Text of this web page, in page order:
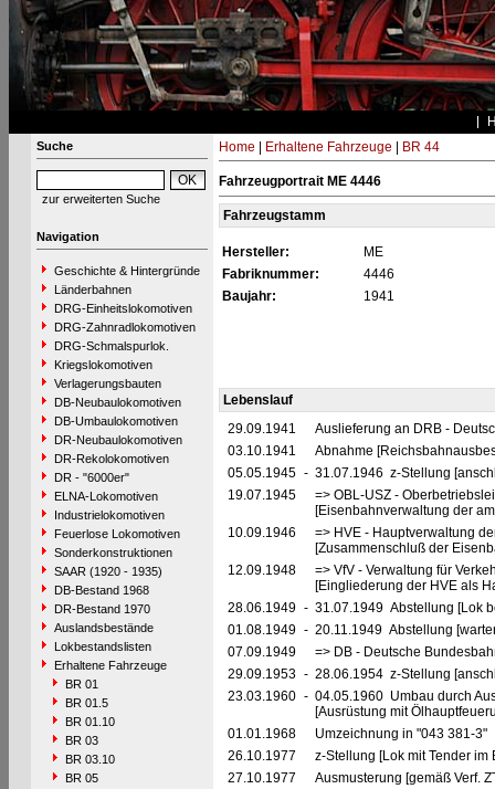
Suche
zur erweiterten Suche
Navigation
Geschichte & Hintergründe
Länderbahnen
DRG-Einheitslokomotiven
DRG-Zahnradlokomotiven
DRG-Schmalspurlok.
Kriegslokomotiven
Verlagerungsbauten
DB-Neubaulokomotiven
DB-Umbaulokomotiven
DR-Neubaulokomotiven
DR-Rekolokomotiven
DR - "6000er"
ELNA-Lokomotiven
Industrielokomotiven
Feuerlose Lokomotiven
Sonderkonstruktionen
SAAR (1920 - 1935)
DB-Bestand 1968
DR-Bestand 1970
Auslandsbestände
Lokbestandslisten
Erhaltene Fahrzeuge
BR 01
BR 01.5
BR 01.10
BR 03
BR 03.10
BR 05
Home Erhaltene Fahrzeuge BR 44
Fahrzeugportrait ME 4446
Fahrzeugstamm
Hersteller:
ME
Fabriknummer:
4446
Baujahr:
1941
Lebenslauf
29.09.1941
Auslieferung an DRB -
03.10.1941
Abnahme
05.05.1945 - 31.07.1946 z-Stellung
19.07.1945
=> OBL-USZ -
[Eisenbahnverwaltung der
10.09.1946
=> HVE - Hauptverwaltung
[Zusammenschluß der
12.09.1948
=> VfV - Verwaltung für
[Eingliederung der HVE als
28.06.1949 - 31.07.1949 Abstellung [Lok
01.08.1949 - 20.11.1949 Abstellung
07.09.1949
=> DB - Deutsche
29.09.1953 - 28.06.1954 z-Stellung
23.03.1960 - 04.05.1960 Umbau durch
[Ausrüstung mit
01.01.1968
Umzeichnung in "043 381-3"
26.10.1977
z-Stellung [Lok mit Tender im
27.10.1977
Ausmusterung [gemäß Verf.